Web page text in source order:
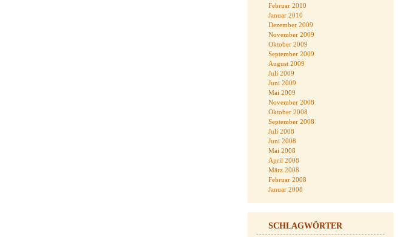
Februar 2010
Januar 2010
Dezember 2009
November 2009
Oktober 2009
September 2009
August 2009
Juli 2009
Juni 2009
Mai 2009
November 2008
Oktober 2008
September 2008
Juli 2008
Juni 2008
Mai 2008
April 2008
März 2008
Februar 2008
Januar 2008
SCHLAGWÖRTER